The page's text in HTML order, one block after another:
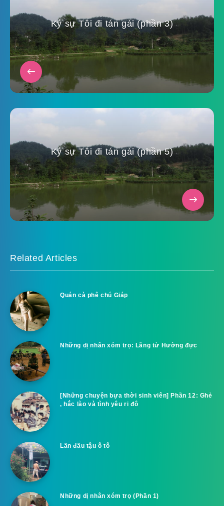
Ký sự Tôi đi tán gái (phần 3)
Ký sự Tôi đi tán gái (phần 5)
Related Articles
Quán cà phê chú Giáp
Những dị nhân xóm trọ: Lãng tử Hường đực
[Những chuyện bựa thời sinh viên] Phần 12: Ghẻ
, hắc lào và tình yêu ri đô
Lần đầu tậu ô tô
Những dị nhân xóm trọ (Phần 1)